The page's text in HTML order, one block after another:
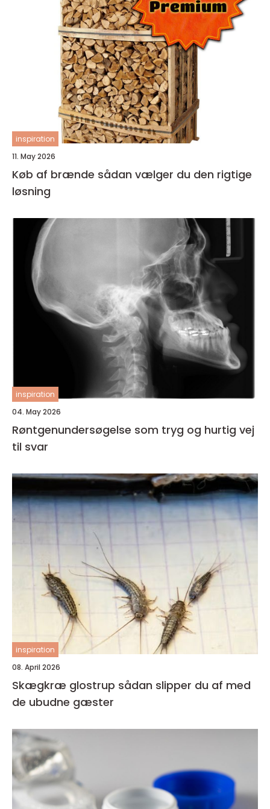
inspiration
11. May 2026
Køb af brænde sådan vælger du den rigtige
løsning
inspiration
04. May 2026
Røntgenundersøgelse som tryg og hurtig vej
til svar
inspiration
08. April 2026
Skægkræ glostrup sådan slipper du af med
de ubudne gæster